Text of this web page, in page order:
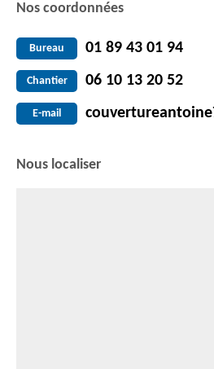
Nos coordonnées
Bureau 01 89 43 01 94
Chantier 06 10 13 20 52
E-mail
Nous localiser